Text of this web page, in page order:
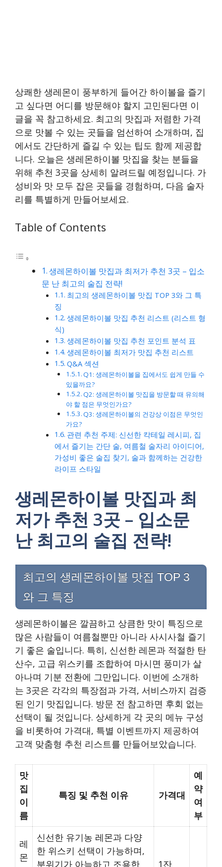
상쾌한 생레몬이 풍부하게 들어간 하이볼을 즐기
고 싶다면 어디를 방문해야 할지 고민된다면 이
글을 꼭 참고하세요. 최고의 맛집과 저렴한 가격
으로 맛볼 수 있는 곳들을 엄선하여 소개하며, 집
에서도 간단하게 즐길 수 있는 팁도 함께 제공합
니다. 오늘은 생레몬하이볼 맛집을 찾는 분들을
위해 추천 3곳을 상세히 알려드릴 예정입니다. 가
성비와 맛 모두 잡은 곳들을 경험하며, 다음 술자
리를 특별하게 만들어보세요.
Table of Contents
생레몬하이볼 맛집과 최저가 추천 3곳 – 입소
문 난 최고의 술집 전략!
최고의 생레몬하이볼 맛집 TOP 3와 그 특
징
생레몬하이볼 맛집 추천 리스트 (리스트 형
식)
생레몬하이볼 맛집 추천 포인트 분석 표
생레몬하이볼 최저가 맛집 추천 리스트
Q&A 섹션
Q1: 생레몬하이볼을 집에서도 쉽게 만들 수
있을까요?
Q2: 생레몬하이볼 맛집을 방문할 때 유의해
야 할 점은 무엇인가요?
Q3: 생레몬하이볼의 건강상 이점은 무엇인
가요?
관련 추천 주제: 신선한 칵테일 레시피, 집
에서 즐기는 간단 술, 여름철 술자리 아이디어,
가성비 좋은 술집 찾기, 술과 함께하는 건강한
라이프 스타일
생레몬하이볼 맛집과 최
저가 추천 3곳 – 입소문
난 최고의 술집 전략!
최고의 생레몬하이볼 맛집 TOP 3
와 그 특징
생레몬하이볼은 깔끔하고 상큼한 맛이 특징으로
많은 사람들이 여름철뿐만 아니라 사시사철 즐기
기 좋은 술입니다. 특히, 신선한 레몬과 적절한 탄
산수, 고급 위스키를 조합하여 마시면 풍미가 살
아나며 기분 전환에 그만입니다. 이번에 소개하
는 3곳은 각각의 특장점과 가격, 서비스까지 검증
된 인기 맛집입니다. 방문 전 참고하면 후회 없는
선택이 될 것입니다. 상세하게 각 곳의 메뉴 구성
을 비롯하여 가격대, 특별 이벤트까지 제공하여
고객 맞춤형 추천 리스트를 만들어보았습니다.
맛
집
이
름
특징 및 추천 이유 가격대
예
약
여
부
레
몬
신선한 유기농 레몬과 다양
한 위스키 선택이 가능하며,
분위기가 아늑하고 조용한
1잔